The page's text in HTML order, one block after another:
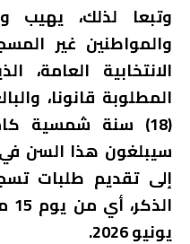
وتبعا لذلك، يهيب
والمواطنين غير
الانتخابية العامة،
المطلوبة قانونا،
(18) سنة شمسية
إلى تقديم طلبات
يونيو 2026.